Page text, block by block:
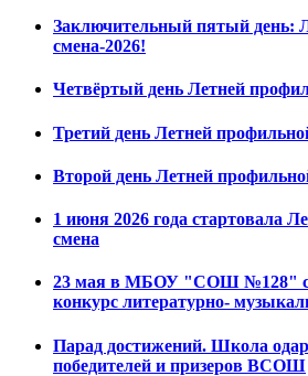
Заключительный пятый день:
смена-2026!
Четвёртый день Летней
Третий день Летней
Второй день Летней
1 июня 2026 года стартовала
смена
23 мая в МБОУ "СОШ №128"
конкурс литературно-
Парад достижений. Школа
победителей и призеров ВСОШ